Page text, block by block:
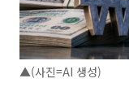
▲(사진=AI 생성)